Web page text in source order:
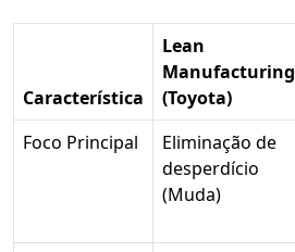
Característica
Lean
Manufacturing
(Toyota)
Foco Principal
Eliminação de
desperdício
(Muda)